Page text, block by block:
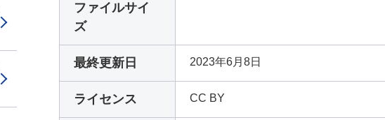
ファイルサイ
ズ
最終更新日 2023年6月8日
ライセンス CC BY